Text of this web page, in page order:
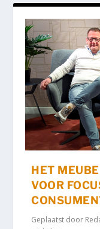
HET
VOOR
Geplaatst door